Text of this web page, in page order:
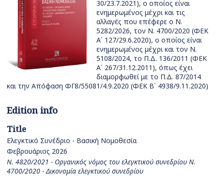
30/23.7.2021), ο οποίος είναι
ενημερωμένος μέχρι και τις
αλλαγές που επέφερε ο Ν.
5282/2026, τον Ν. 4700/2020 (ΦΕΚ
Α΄ 127/29.6.2020), ο οποίος είναι
ενημερωμένος μέχρι και τον Ν.
5108/2024, το Π.Δ. 136/2011 (ΦΕΚ
Α΄ 267/31.12.2011), όπως έχει
διαμορφωθεί με το Π.Δ. 87/2014
και την Απόφαση ΦΓ8/55081/4.9.2020 (ΦΕΚ Β΄ 4938/9.11.2020)
Edition info
Title
Ελεγκτικό Συνέδριο - Βασική Νομοθεσία
Φεβρουάριος 2026
Ν. 4820/2021 - Οργανικός νόμος του ελεγκτικού συνεδρίου Ν.
4700/2020 - Δικονομία ελεγκτικού συνεδρίου